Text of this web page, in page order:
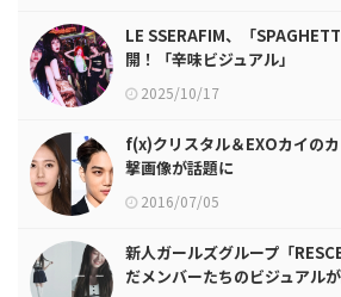
LE SSERAFIM、「
開！「辛味ビジュアル」
2025/10/17
f(x)クリスタル＆EXOカイの
撃画像が話題に
2016/07/05
新人ガールズグループ「
だメンバーたちのビジュアル